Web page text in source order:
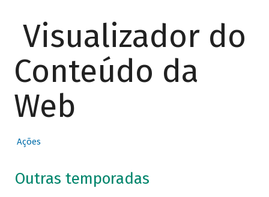
Visualizador do
Conteúdo da
Web
Ações
Outras temporadas